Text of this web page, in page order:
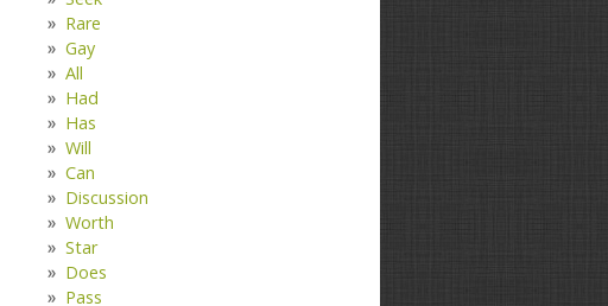
Rare
Gay
All
Had
Has
Will
Can
Discussion
Worth
Star
Does
Pass